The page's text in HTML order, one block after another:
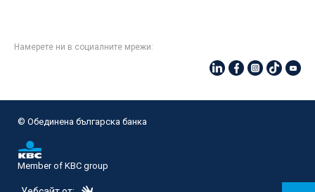
Намерете ни в социалните мрежи:
© Oбединена българска банка
Member of KBC group